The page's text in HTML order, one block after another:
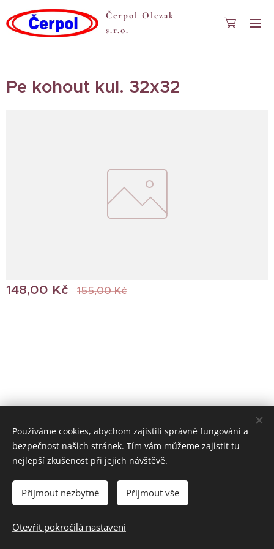
Čerpol Olczak
s.r.o.
Pe kohout kul. 32x32
148,00 Kč 155,00Kč
Do košíku
© 2022 Všechna práva vyhrazena
Používáme cookies, abychom zajistili správné fungování a
bezpečnost našich stránek. Tím vám můžeme zajistit tu
nejlepší zkušenost při jejich návštěvě.
Přijmout nezbytné Přijmout vše
Otevřít pokročilá nastavení